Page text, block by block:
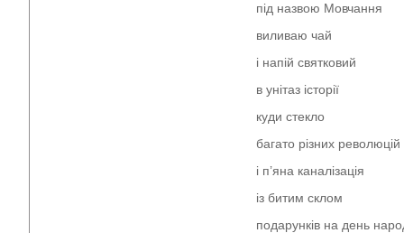
під назвою Мовчання
виливаю чай
і напій святковий
в унітаз історії
куди стекло
багато різних революцій
і п’яна каналізація
із битим склом
подарунків на день